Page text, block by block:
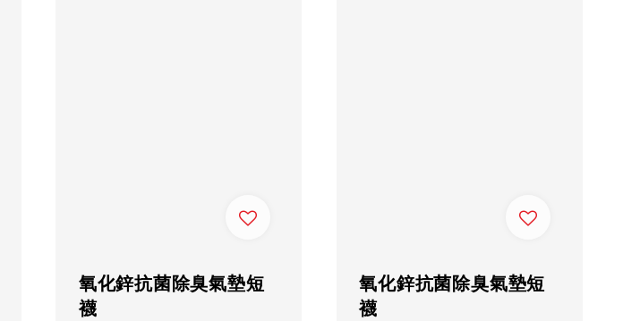
氧化鋅抗菌除臭氣墊短
襪
氧化鋅抗菌除臭氣墊短
襪